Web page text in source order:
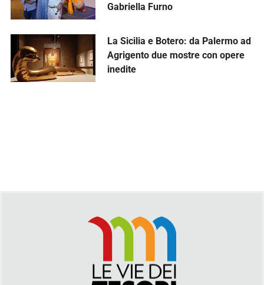
Gabriella Furno
La Sicilia e Botero: da Palermo ad
Agrigento due mostre con opere
inedite